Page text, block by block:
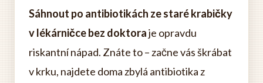
Sáhnout po antibiotikách ze staré krabičky
v lékárničce bez doktoraje opravdu
riskantní nápad. Znáte to – začne vás škrábat
v krku, najdete doma zbylá antibiotika z